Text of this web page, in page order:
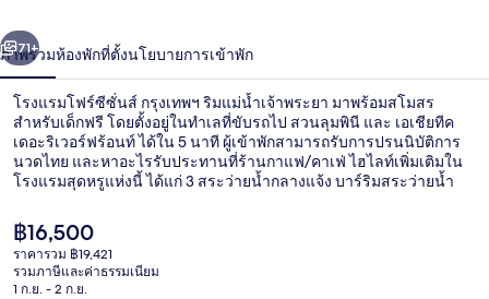
ซั่นส์
กรุงเทพฯ
ริม
แม่น้ำ
เจ้าพระยา
า
ถัดไป
71+
ภาพรวมห้องพักที่ตั้งนโยบายการเข้าพัก
โรงแรมโฟร์ซีซั่นส์ กรุงเทพฯ ริมแม่น้ำเจ้าพระยา มาพร้อมสโมสร
สำหรับเด็กฟรี โดยตั้งอยู่ในทำเลที่ขับรถไป สวนลุมพินี และ เอเชียทีค
เดอะริเวอร์ฟร้อนท์ ได้ใน 5 นาที ผู้เข้าพักสามารถรับการปรนนิบัติการ
นวดไทย และหาอะไรรับประทานที่ร้านกาแฟ/คาเฟ่ ไฮไลท์เพิ่มเติมใน
โรงแรมสุดหรูแห่งนี้ ได้แก่ 3 สระว่ายน้ำกลางแจ้ง บาร์ริมสระว่ายน้ำ
ราคา
ปัจจุบัน
฿16,500
฿16,500
ราคารวม ฿19,421
รวมภาษีและค่าธรรมเนียม
1 ก.ย. - 2 ก.ย.